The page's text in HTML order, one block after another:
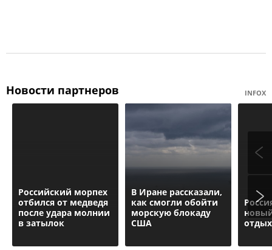
Новости партнеров INFOX
Российский морпех
отбился от медведя
после удара молнии
в затылок
В Иране рассказали,
как смогли обойти
морскую блокаду
США